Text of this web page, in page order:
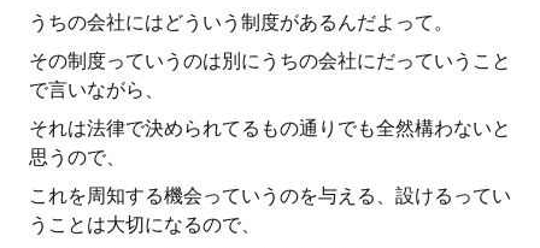
うちの会社にはどういう制度があるんだよって。
その制度っていうのは別にうちの会社にだっていうこと
で言いながら、
それは法律で決められてるもの通りでも全然構わないと
思うので、
これを周知する機会っていうのを与える、設けるってい
うことは大切になるので、